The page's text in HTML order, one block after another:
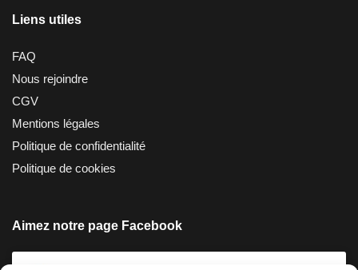
Liens utiles
FAQ
Nous rejoindre
CGV
Mentions légales
Politique de confidentialité
Politique de cookies
Aimez notre page Facebook